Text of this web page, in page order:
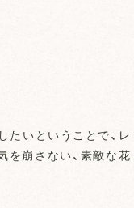
たいということで、レ
崩さない、素敵な花